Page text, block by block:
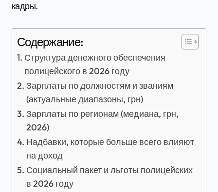
кадры.
Содержание:
Структура денежного обеспечения
полицейского в 2026 году
Зарплаты по должностям и званиям
(актуальные диапазоны, грн)
Зарплаты по регионам (медиана, грн,
2026)
Надбавки, которые больше всего влияют
на доход
Социальный пакет и льготы полицейских
в 2026 году